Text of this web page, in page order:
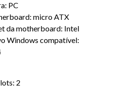
PC
micro ATX
da motherboard: Intel
Windows compatível:
2